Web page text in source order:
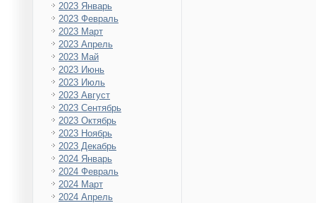
2023 Январь
2023 Февраль
2023 Март
2023 Апрель
2023 Май
2023 Июнь
2023 Июль
2023 Август
2023 Сентябрь
2023 Октябрь
2023 Ноябрь
2023 Декабрь
2024 Январь
2024 Февраль
2024 Март
2024 Апрель